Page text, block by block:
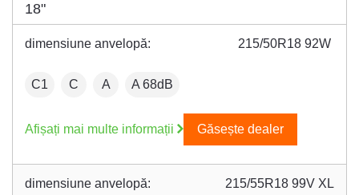
18"
dimensiune anvelopă: 215/50R18 92W
:C1 Fuel efficiency:
C Wet grip:
A :A 68dB
Afișați mai multe informații Găsește dealer
dimensiune anvelopă: 215/55R18 99V XL